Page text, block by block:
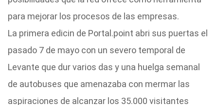
para mejorar los procesos de las empresas.
La primera edicin de Portal.point abri sus puertas el
pasado 7 de mayo con un severo temporal de
Levante que dur varios das y una huelga semanal
de autobuses que amenazaba con mermar las
aspiraciones de alcanzar los 35.000 visitantes